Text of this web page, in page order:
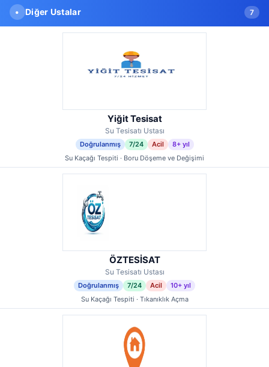
• Diğer Ustalar 7
Yiğit Tesisat
Su Tesisatı Ustası
Doğrulanmış 7/24 Acil
8+ yıl
Su Kaçağı Tespiti · Boru Döşeme ve Değişimi
ÖZTESİSAT
Su Tesisatı Ustası
Doğrulanmış 7/24 Acil
10+ yıl
Su Kaçağı Tespiti · Tıkanıklık Açma